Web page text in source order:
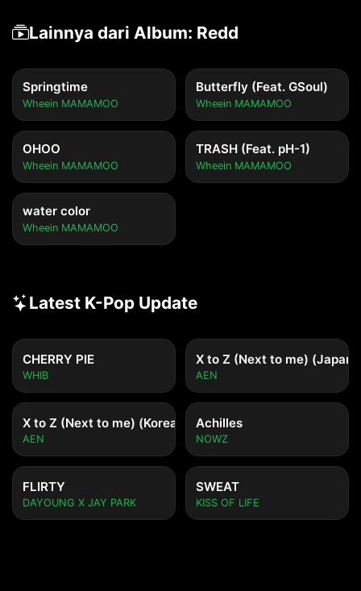
Lainnya dari Album: Redd
Springtime
Wheein MAMAMOO
Butterfly (Feat. GSoul)
Wheein MAMAMOO
OHOO
Wheein MAMAMOO
TRASH (Feat. pH-1)
Wheein MAMAMOO
water color
Wheein MAMAMOO
Latest K-Pop Update
CHERRY PIE
WHIB
X to Z (Next to me)
AEN
X to Z (Next to me) (Korean ver.)
AEN
Achilles
NOWZ
FLIRTY
DAYOUNG X JAY PARK
SWEAT
KISS OF LIFE